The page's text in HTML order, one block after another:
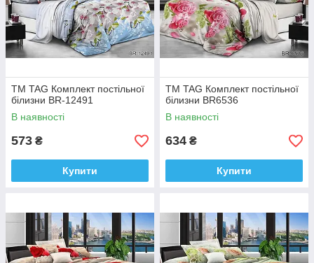
ТМ TAG Комплект постільної
білизни BR-12491
В наявності
573 ₴
Купити
ТМ TAG Комплект постільної
білизни BR6536
В наявності
634 ₴
Купити